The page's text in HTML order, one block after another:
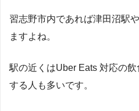
習志野市内であれば津田沼駅
ますよね。
駅の近くはUber Eats 対応の
する人も多いです。